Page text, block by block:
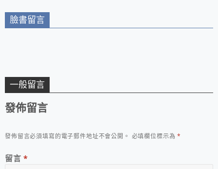
臉書留言
一般留言
發佈留言
發佈留言必須填寫的電子郵件地址不會公開。 必填欄位標示為*
留言 *